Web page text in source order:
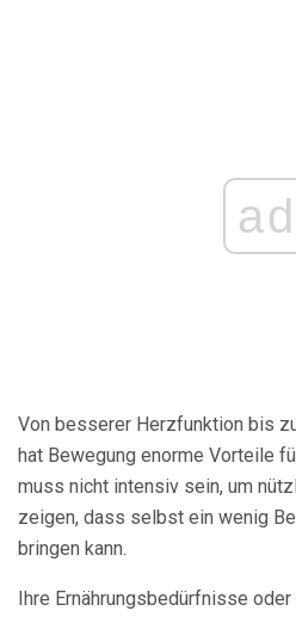
ad
Von besserer Herzfunktion bis
hat Bewegung enorme Vorteile
muss nicht intensiv sein, um
zeigen, dass selbst ein wenig
bringen kann.
Ihre Ernährungsbedürfnisse